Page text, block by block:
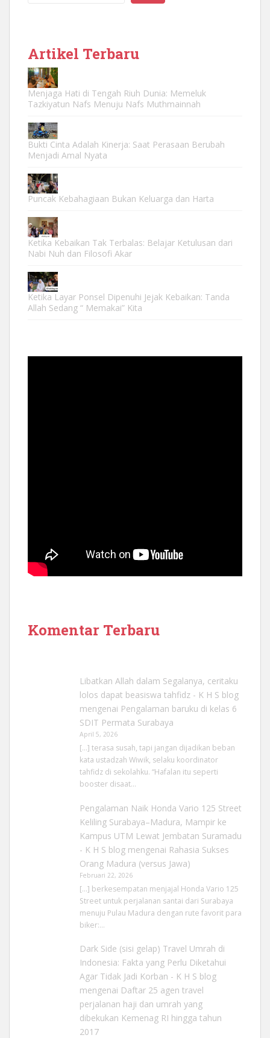
Artikel Terbaru
Menjaga Hati di Tengah Riuh Dunia: Memeluk
Tazkiyatun Nafs Menuju Nafs Muthmainnah
Bukti Cinta Adalah Kinerja: Saat Perasaan Berubah
Menjadi Amal Nyata
Puncak Kebahagiaan Bukan Keluarga dan Harta
Ketika Kebaikan Tak Terbalas: Belajar Ketulusan dari
Nabi Nuh dan Filosofi Akar
Ketika Layar Ponsel Dipenuhi Jejak Kebaikan: Tanda
Allah Sedang “ Memakai” Kita
Komentar Terbaru
Libatkan Allah dalam Segalanya, ceritaku
lolos dapat beasiswa tahfidz - K H S blog
mengenai Pengalaman baruku di kelas 6
SDIT Permata Surabaya
April 5, 2026
[…] terasa susah, tapi jangan dijadikan beban
kata ustadzah Wiwik, selaku koordinator
tahfidz di sekolahku. “Hafalan itu seperti
booster disaat…
Pengalaman Naik Honda Vario 125 Street
Keliling Surabaya–Madura, Mampir ke
Kampus UTM Lewat Jembatan Suramadu
- K H S blogmengenai Rahasia Sukses
Orang Madura (versus Jawa)
Februari 22, 2026
[…] berkesempatan menjajal Honda Vario 125
Street untuk perjalanan santai dari Surabaya
menuju Pulau Madura dengan rute favorit para
biker:…
Dark Side (sisi gelap) Travel Umrah di
Indonesia: Fakta yang Perlu Diketahui
Agar Tidak Jadi Korban - K H S blog
mengenai Daftar 25 agen travel
perjalanan haji dan umrah yang
dibekukan Kemenag RI hingga tahun
2017